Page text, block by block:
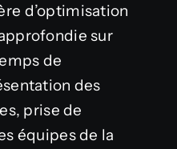
d’optimisation
sur
de
des
prise de
équipes de la